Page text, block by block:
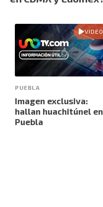
VIDEO
PUEBLA
Imagen exclusiva:
hallan huachitúnel en
Puebla